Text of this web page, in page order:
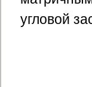
угловой